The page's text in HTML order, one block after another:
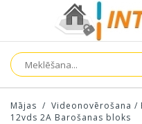
Mājas / Videonovērošana /
12vds 2A Barošanas bloks